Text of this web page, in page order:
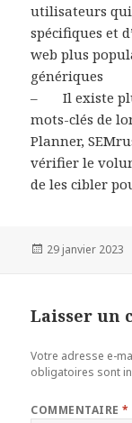
utilisateurs
spécifiques et
web plus
génériques
– Il existe
mots-clés de
Planner,
vérifier le
de les cibler
Publié
29 janvier 2023
Laisser un
Votre adresse e-
obligatoires sont
COMMENTAIRE*